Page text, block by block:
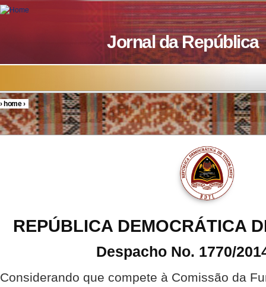
Skip to main content
Jornal da República
You are here
›home›
REPÚBLICA DEMOCRÁTICA
Despacho No. 1770/
Considerando que compete à Comissão da